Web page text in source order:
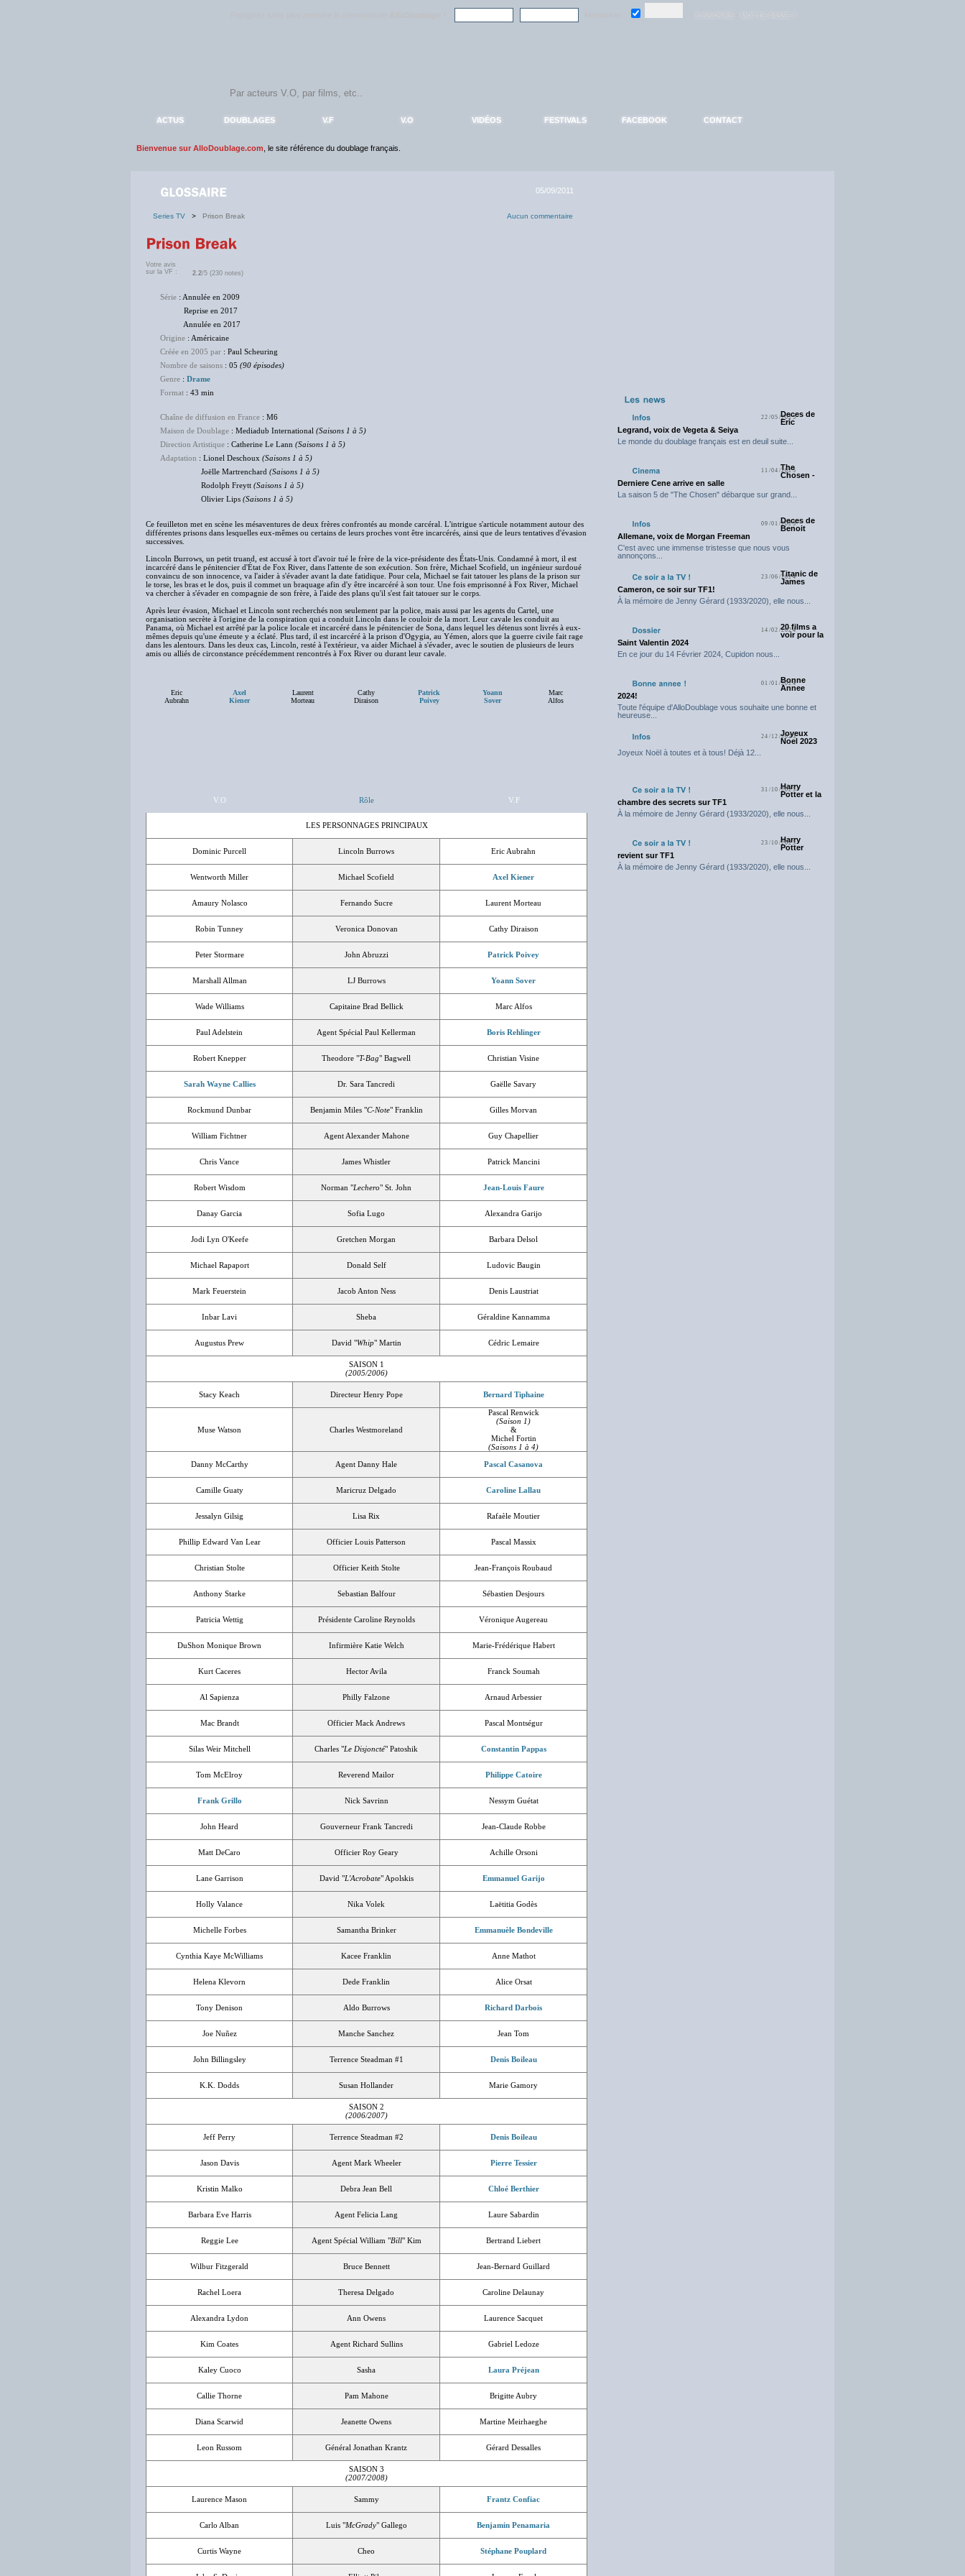
ACTUS DOUBLAGES V.F V.O VIDÉOS FESTIVALS FACEBOOK CONTACT
Bienvenue sur AlloDoublage.com , le site référence du doublage français.
05/09/2011
Series TV > Prison Break Aucun commentaire
Votre avis
sur la VF :
2.2/5 (230 notes)
Série : Annulée en 2009
Reprise en 2017
Annulée en 2017
Origine : Américaine
Créée en 2005 par : Paul Scheuring
Nombre de saisons : 05 (90 épisodes)
Genre : Drame
Format : 43 min
Chaîne de diffusion en France : M6
Maison de Doublage : Mediadub International (Saisons 1 à 5)
Direction Artistique : Catherine Le Lann (Saisons 1 à 5)
Adaptation : Lionel Deschoux (Saisons 1 à 5)
Joëlle Martrenchard (Saisons 1 à 5)
Rodolph Freytt (Saisons 1 à 5)
Olivier Lips (Saisons 1 à 5)
Ce feuilleton met en scène les mésaventures de deux frères confrontés au monde carcéral. L'intrigue s'articule notamment autour des
différentes prisons dans lesquelles eux-mêmes ou certains de leurs proches vont être incarcérés, ainsi que de leurs tentatives d'évasion
successives.
Lincoln Burrows, un petit truand, est accusé à tort d'avoir tué le frère de la vice-présidente des États-Unis. Condamné à mort, il est
incarcéré dans le pénitencier d'État de Fox River, dans l'attente de son exécution. Son frère, Michael Scofield, un ingénieur surdoué
convaincu de son innocence, va l'aider à s'évader avant la date fatidique. Pour cela, Michael se fait tatouer les plans de la prison sur
le torse, les bras et le dos, puis il commet un braquage afin d'y être incarcéré à son tour. Une fois emprisonné à Fox River, Michael
va chercher à s'évader en compagnie de son frère, à l'aide des plans qu'il s'est fait tatouer sur le corps.
Après leur évasion, Michael et Lincoln sont recherchés non seulement par la police, mais aussi par les agents du Cartel, une
organisation secrète à l'origine de la conspiration qui a conduit Lincoln dans le couloir de la mort. Leur cavale les conduit au
Panama, où Michael est arrêté par la police locale et incarcéré dans le pénitencier de Sona, dans lequel les détenus sont livrés à eux-
mêmes depuis qu'une émeute y a éclaté. Plus tard, il est incarcéré à la prison d'Ogygia, au Yémen, alors que la guerre civile fait rage
dans les alentours. Dans les deux cas, Lincoln, resté à l'extérieur, va aider Michael à s'évader, avec le soutien de plusieurs de leurs
amis ou alliés de circonstance précédemment rencontrés à Fox River ou durant leur cavale.
Eric
Aubrahn
Axel
Kiener
Laurent
Morteau
Cathy
Diraison
Patrick
Poivey
Yoann
Sover
Marc
Alfos
V.O Rôle V.F
LES PERSONNAGES PRINCIPAUX
Dominic Purcell Lincoln Burrows Eric Aubrahn
Wentworth Miller Michael Scofield Axel Kiener
Amaury Nolasco Fernando Sucre Laurent Morteau
Robin Tunney Veronica Donovan Cathy Diraison
Peter Stormare John Abruzzi Patrick Poivey
Marshall Allman LJ Burrows Yoann Sover
Wade Williams Capitaine Brad Bellick Marc Alfos
Paul Adelstein Agent Spécial Paul Kellerman Boris Rehlinger
Robert Knepper Theodore "T-Bag" Bagwell Christian Visine
Sarah Wayne Callies Dr. Sara Tancredi Gaëlle Savary
Rockmund Dunbar Benjamin Miles "C-Note" Franklin Gilles Morvan
William Fichtner Agent Alexander Mahone Guy Chapellier
Chris Vance James Whistler Patrick Mancini
Robert Wisdom Norman "Lechero" St. John Jean-Louis Faure
Danay Garcia Sofia Lugo Alexandra Garijo
Jodi Lyn O'Keefe Gretchen Morgan Barbara Delsol
Michael Rapaport Donald Self Ludovic Baugin
Mark Feuerstein Jacob Anton Ness Denis Laustriat
Inbar Lavi Sheba Géraldine Kannamma
Augustus Prew David "Whip" Martin Cédric Lemaire
SAISON 1
(2005/2006)
Stacy Keach Directeur Henry Pope Bernard Tiphaine
Muse Watson Charles Westmoreland
Pascal Renwick
(Saison 1)
&
Michel Fortin
(Saisons 1 à 4)
Danny McCarthy
Agent Danny Hale Pascal Casanova
Camille Guaty Maricruz Delgado Caroline Lallau
Jessalyn Gilsig Lisa Rix Rafaèle Moutier
Phillip Edward Van Lear Officier Louis Patterson Pascal Massix
Christian Stolte Officier Keith Stolte Jean-François Roubaud
Anthony Starke Sebastian Balfour Sébastien Desjours
Patricia Wettig Présidente Caroline Reynolds Véronique Augereau
DuShon Monique Brown Infirmière Katie Welch Marie-Frédérique Habert
Kurt Caceres Hector Avila Franck Soumah
Al Sapienza Philly Falzone Arnaud Arbessier
Mac Brandt Officier Mack Andrews Pascal Montségur
Silas Weir Mitchell Charles "Le Disjoncté" Patoshik Constantin Pappas
Tom McElroy Reverend Mailor Philippe Catoire
Frank Grillo Nick Savrinn Nessym Guétat
John Heard Gouverneur Frank Tancredi Jean-Claude Robbe
Matt DeCaro Officier Roy Geary Achille Orsoni
Lane Garrison David "L'Acrobate" Apolskis Emmanuel Garijo
Holly Valance Nika Volek Laëtitia Godès
Michelle Forbes Samantha Brinker Emmanuèle Bondeville
Cynthia Kaye McWilliams Kacee Franklin Anne Mathot
Helena Klevorn Dede Franklin Alice Orsat
Tony Denison Aldo Burrows Richard Darbois
Joe Nuñez Manche Sanchez Jean Tom
John Billingsley Terrence Steadman #1 Denis Boileau
K.K. Dodds Susan Hollander Marie Gamory
SAISON 2
(2006/2007)
Jeff Perry Terrence Steadman #2 Denis Boileau
Jason Davis Agent Mark Wheeler Pierre Tessier
Kristin Malko Debra Jean Bell Chloé Berthier
Barbara Eve Harris Agent Felicia Lang Laure Sabardin
Reggie Lee Agent Spécial William "Bill" Kim Bertrand Liebert
Wilbur Fitzgerald Bruce Bennett Jean-Bernard Guillard
Rachel Loera Theresa Delgado Caroline Delaunay
Alexandra Lydon Ann Owens Laurence Sacquet
Kim Coates Agent Richard Sullins Gabriel Ledoze
Kaley Cuoco Sasha Laura Préjean
Callie Thorne Pam Mahone Brigitte Aubry
Diana Scarwid Jeanette Owens Martine Meirhaeghe
Leon Russom Général Jonathan Krantz Gérard Dessalles
SAISON 3
(2007/2008)
Laurence Mason Sammy Frantz Confiac
Carlo Alban Luis "McGrady" Gallego Benjamin Penamaria
Curtis Wayne Cheo Stéphane Pouplard
22/05/2025Deces de
Eric
Legrand, voix de Vegeta & Seiya
Le monde du doublage français est en deuil suite...
11/04/2025
The
Chosen -
Derniere Cene arrive en salle
La saison 5 de "The Chosen" débarque sur grand...
09/01/2025Deces de
Benoit
Allemane, voix de Morgan Freeman
C'est avec une immense tristesse que nous vous
annonçons...
23/06/2024Titanic de
James
Cameron, ce soir sur TF1!
À la mémoire de Jenny Gérard (1933/2020), elle nous...
14/02/202420 films a
voir pour la
Saint Valentin 2024
En ce jour du 14 Février 2024, Cupidon nous...
01/01/2024
Bonne
Annee
2024!
Toute l'équipe d'AlloDoublage vous souhaite une bonne et
heureuse...
24/12/2023
Joyeux
Noel 2023
Joyeux Noël à toutes et à tous! Déjà 12...
31/10/2023
Harry
Potter et la
chambre des secrets sur TF1
À la mémoire de Jenny Gérard (1933/2020), elle nous...
23/10/2023
Harry
Potter
revient sur TF1
À la mémoire de Jenny Gérard (1933/2020), elle nous...